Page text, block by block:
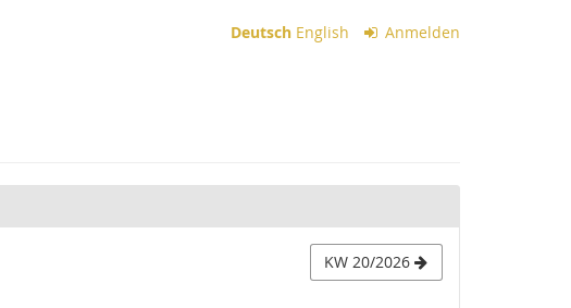
Deutsch English Anmelden
KW 20/2026